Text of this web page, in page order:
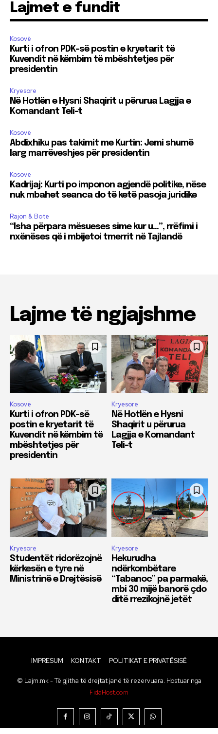
Lajmet e fundit
Kosovë
Kurti i ofron PDK-së postin e kryetarit të
Kuvendit në këmbim të mbështetjes për
presidentin
Kryesore
Në Hotlën e Hysni Shaqirit u përurua Lagjja e
Komandant Teli-t
Kosovë
Abdixhiku pas takimit me Kurtin: Jemi shumë
larg marrëveshjes për presidentin
Kosovë
Kadrijaj: Kurti po imponon agjendë politike, nëse
nuk mbahet seanca do të ketë pasoja juridike
Rajon & Botë
“Isha përpara mësueses sime kur u…”, rrëfimi i
nxënëses që i mbijetoi tmerrit në Tajlandë
Lajme të ngjajshme
Kosovë
Kurti i ofron PDK-së
postin e kryetarit të
Kuvendit në këmbim të
mbështetjes për
presidentin
Kryesore
Në Hotlën e Hysni
Shaqirit u përurua
Lagjja e Komandant
Teli-t
Kryesore
Studentët ridorëzojnë
kërkesën e tyre në
Ministrinë e Drejtësisë
Kryesore
Hekurudha
ndërkombëtare
“Tabanoc” pa parmakë,
mbi 30 mijë banorë çdo
ditë rrezikojnë jetët
IMPRESUM KONTAKT POLITIKAT E PRIVATËSISË
© Lajm.mk - Të gjitha të drejtat janë të rezervuara. Hostuar nga
FidaHost.com